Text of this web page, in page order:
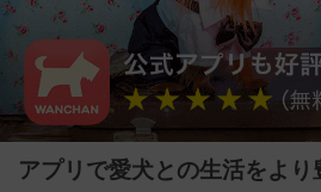
アプリで愛犬との生活をより